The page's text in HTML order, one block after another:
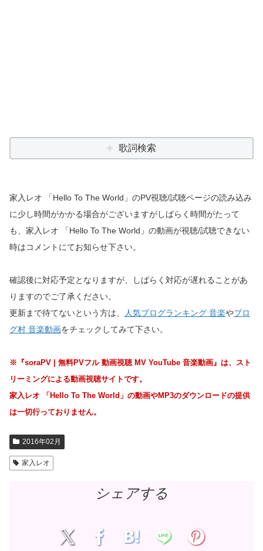
歌詞検索
家入レオ 「Hello To The World」のPV視聴/試聴ページの読み込み
に少し時間がかかる場合がございますがしばらく時間がたって
も、家入レオ 「Hello To The World」の動画が視聴/試聴できない
時はコメントにてお知らせ下さい。
確認後に対応予定となりますが、しばらく対応が遅れることがあ
りますのでご了承ください。
更新まで待てないという方は、
人気ブログランキング 音楽やブロ
グ村 音楽動画をチェックしてみて下さい。
※『soraPV | 無料PVフル 動画視聴 MV YouTube 音楽動画』は、スト
リーミングによる動画視聴サイトです。
家入レオ 「Hello To The World」の動画やMP3のダウンロードの提供
は一切行っておりません。
2016年02月
家入レオ
シェアする